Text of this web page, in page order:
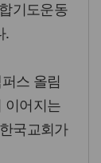
기도운동
.
스 올림
이어지는
국교회가